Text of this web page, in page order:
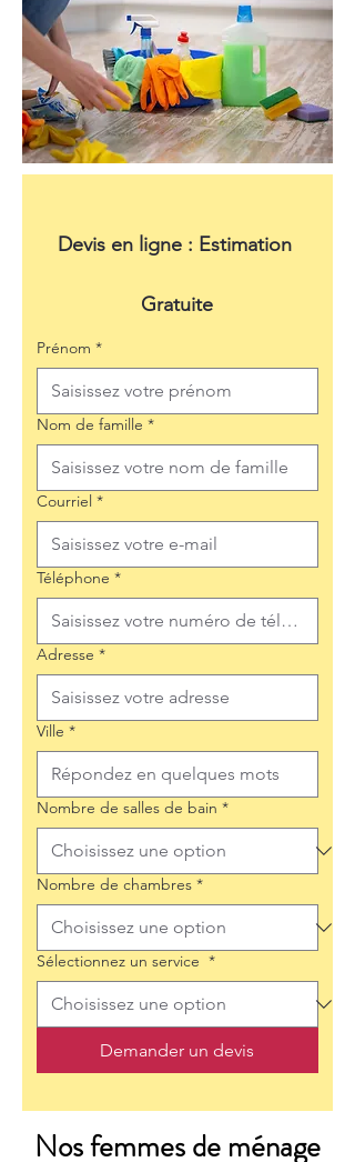
Devis en ligne : Estimation
Gratuite
Prénom *
Nom de famille *
Courriel *
Téléphone *
Adresse *
Ville *
Nombre de salles de bain *
Nombre de chambres *
Sélectionnez un service *
Demander un devis
Nos femmes de ménage